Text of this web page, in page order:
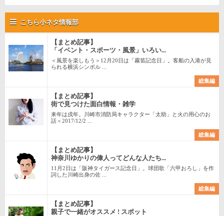
こちら小ネタ情報部
【まとめ記事】
「イベント・スポーツ・風景」いろい...
＜風景を楽しもう＞12月20日は「霧笛記念日」。客船の入港が見
られる横浜シンボル ...
総集編
【まとめ記事】
街で見つけた面白情報・雑学
来年は戌年。川崎市消防局キャラクター「太助」と火の用心のお
話＜2017/12/2 ...
総集編
【まとめ記事】
神奈川ゆかりの偉人ってどんな人たち...
11月2日は「阪神タイガース記念日」。球団歌「六甲おろし」を作
詞した川崎出身の佐 ...
総集編
【まとめ記事】
親子で一緒がオススメ ! スポット